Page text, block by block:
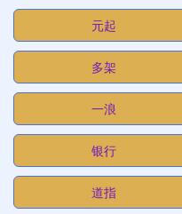
元起
多架
一浪
银行
道指